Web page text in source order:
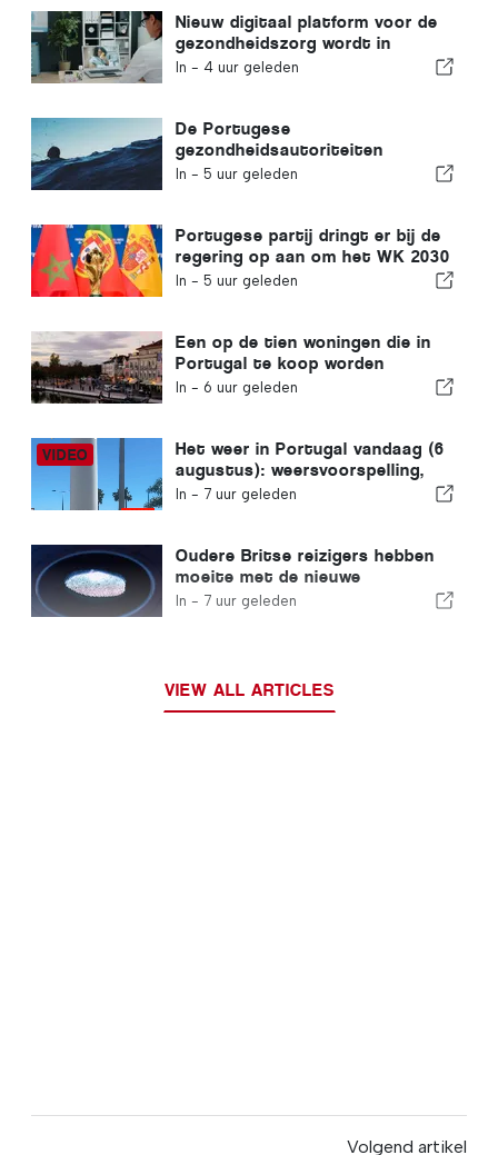
Nieuw digitaal platform voor de
gezondheidszorg wordt in
Portugal gelanceerd
In - 4 uur geleden
De Portugese
gezondheidsautoriteiten
waarschuwen voor de gevaren
In - 5 uur geleden
Portugese partij dringt er bij de
regering op aan om het WK 2030
in Marokko te heroverwegen
In - 5 uur geleden
Een op de tien woningen die in
Portugal te koop worden
aangeboden, wordt binnen een
In - 6 uur geleden
Het weer in Portugal vandaag (6
augustus): weersvoorspelling,
temperaturen en wat je kunt
In - 7 uur geleden
Oudere Britse reizigers hebben
moeite met de nieuwe
vingerafdrukcontroles van de
In - 7 uur geleden
VIEW ALL ARTICLES
Volgend artikel